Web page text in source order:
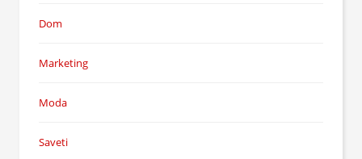
Dom
Marketing
Moda
Saveti